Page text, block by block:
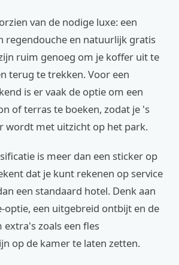
van de nodige luxe: een
regendouche en natuurlijk gratis
ruim genoeg om je koffer uit te
terug te trekken. Voor een
is er vaak de optie om een
of terras te boeken, zodat je 's
wordt met uitzicht op het park.
is meer dan een sticker op
dat je kunt rekenen op service
een standaard hotel. Denk aan
optie, een uitgebreid ontbijt en de
zoals een fles
op de kamer te laten zetten.